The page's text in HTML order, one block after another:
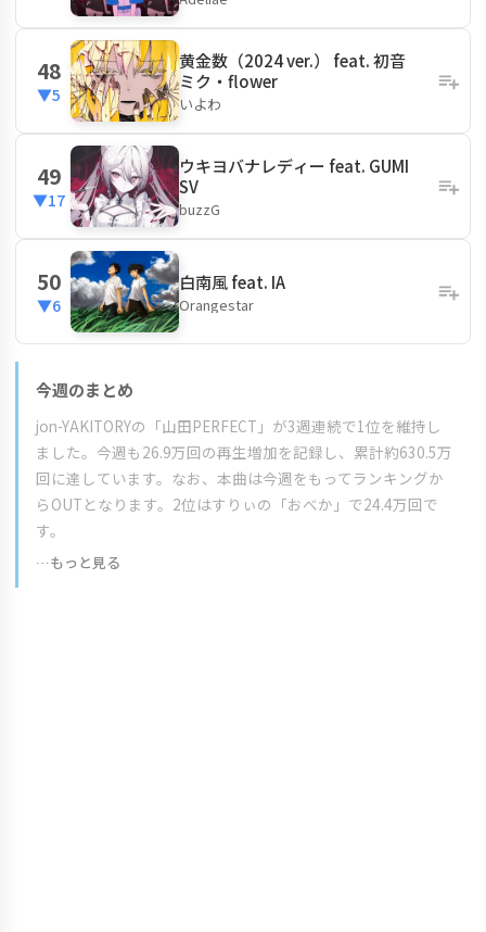
48
▼5
黄金数（2024 ver.） feat. 初音
ミク・flower
いよわ
49
▼17
ウキヨバナレディー feat. GUMI
SV
buzzG
50
▼6
白南風 feat. IA
Orangestar
今週のまとめ
jon-YAKITORYの「山田PERFECT」が3週連続で1位を維持し
ました。今週も26.9万回の再生増加を記録し、累計約630.5万
回に達しています。なお、本曲は今週をもってランキングか
らOUTとなります。2位はすりぃの「おべか」で24.4万回で
す。
…もっと見る